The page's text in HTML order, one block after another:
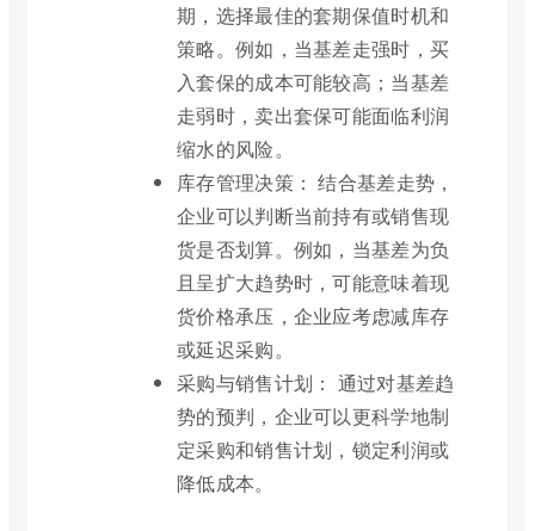
期，选择最佳的套期保值时机和
策略。例如，当基差走强时，买
入套保的成本可能较高；当基差
走弱时，卖出套保可能面临利润
缩水的风险。
库存管理决策： 结合基差走势，
企业可以判断当前持有或销售现
货是否划算。例如，当基差为负
且呈扩大趋势时，可能意味着现
货价格承压，企业应考虑减库存
或延迟采购。
采购与销售计划： 通过对基差趋
势的预判，企业可以更科学地制
定采购和销售计划，锁定利润或
降低成本。